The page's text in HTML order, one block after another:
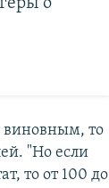
о
виновным, то
"Но если
то от 100 до